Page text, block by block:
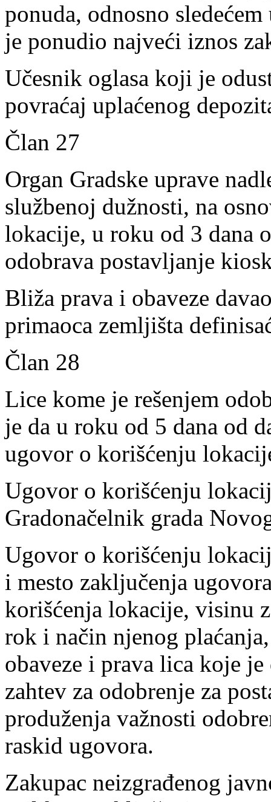
ponuda, odnosno
je ponudio najveći iznos
Učesnik oglasa koji je
povraćaj uplaćenog
Član 27
Organ Gradske uprave
službenoj dužnosti, na
lokacije, u roku od 3 dana
odobrava postavljanje
Bliža prava i obaveze
primaoca zemljišta
Član 28
Lice kome je rešenjem
je da u roku od 5 dana od
ugovor o korišćenju
Ugovor o korišćenju
Gradonačelnik grada
Ugovor o korišćenju
i mesto zaključenja
korišćenja lokacije, visinu
rok i način njenog
obaveze i prava lica koje
zahtev za odobrenje za
produženja važnosti
raskid ugovora.
Zakupac neizgrađenog